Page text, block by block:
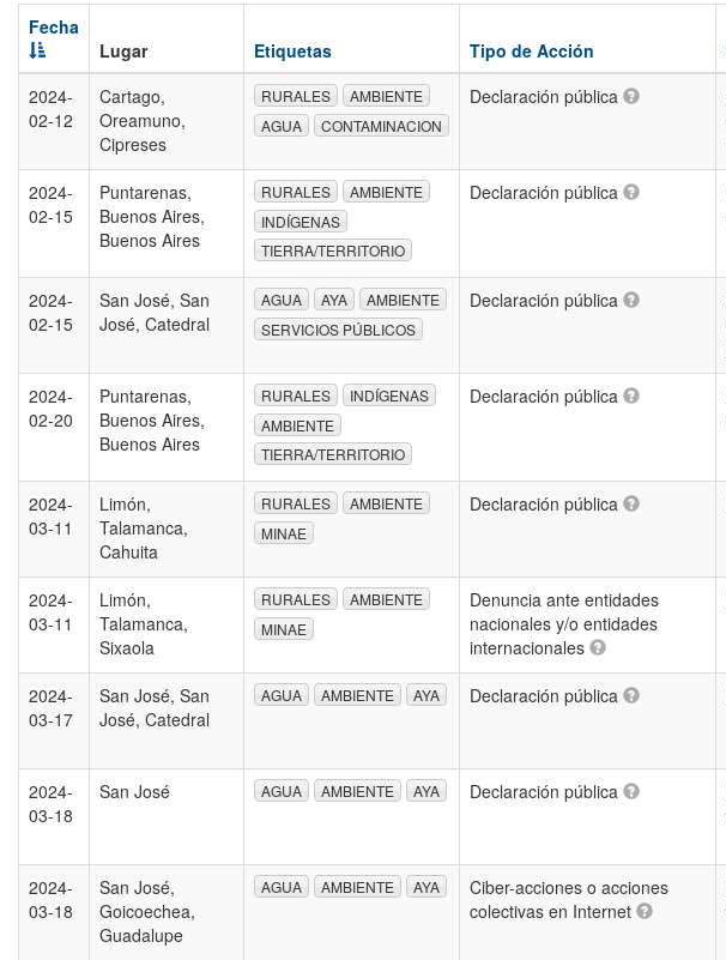
Fecha
Lugar
Etiquetas Tipo de Acción
2024-
02-12
Cartago,
Oreamuno,
Cipreses
RURALES
AMBIENTE
AGUA
CONTAMINACION
Declaración pública
2024-
02-15
Puntarenas,
Buenos Aires,
Buenos Aires
RURALES
AMBIENTE
INDÍGENAS
TIERRA/TERRITORIO
Declaración pública
2024-
02-15
San José, San
José, Catedral
AGUA AYA
AMBIENTE
SERVICIOS PÚBLICOS
Declaración pública
2024-
02-20
Puntarenas,
Buenos Aires,
Buenos Aires
RURALES
INDÍGENAS
AMBIENTE
TIERRA/TERRITORIO
Declaración pública
2024-
03-11
Limón,
Talamanca,
Cahuita
RURALES
AMBIENTE
MINAE
Declaración pública
2024-
03-11
Limón,
Talamanca,
Sixaola
RURALES
AMBIENTE
MINAE
Denuncia ante entidades
nacionales y/o entidades
internacionales
2024-
03-17
San José, San
José, Catedral
AGUA AMBIENTE AYA Declaración pública
2024-
03-18
San José AGUA AMBIENTE AYA Declaración pública
2024-
03-18
San José,
Goicoechea,
Guadalupe
AGUA AMBIENTE AYA
Ciber-acciones o acciones
colectivas en Internet